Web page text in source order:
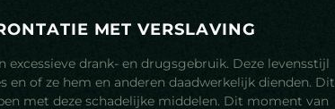
ONTATIE MET VERSLAVING
drank- en drugsgebruik. Deze levensstijl
en of ze hem en anderen daadwerkelijk dienden. Dit
met deze schadelijke middelen. Dit moment van